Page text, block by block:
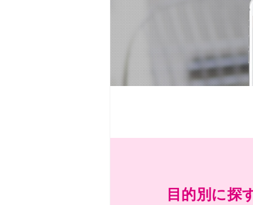
目的別に探